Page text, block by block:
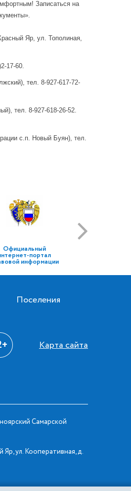
Записаться на
Яр, ул. Тополиная,
17-60.
тел. 8-927-617-72-
тел. 8-927-618-26-52.
с.п. Новый Буян), тел.
Официальный
портал
информации
Поселения
Карта сайта
Самарской
Яр, ул. Кооперативная, д.